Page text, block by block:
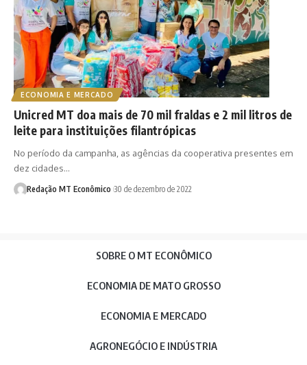
ECONOMIA E MERCADO
Unicred MT doa mais de 70 mil fraldas e 2 mil litros de
leite para instituições filantrópicas
No período da campanha, as agências da cooperativa presentes em
dez cidades…
Redação MT Econômico 30 de dezembro de 2022
SOBRE O MT ECONÔMICO
ECONOMIA DE MATO GROSSO
ECONOMIA E MERCADO
AGRONEGÓCIO E INDÚSTRIA